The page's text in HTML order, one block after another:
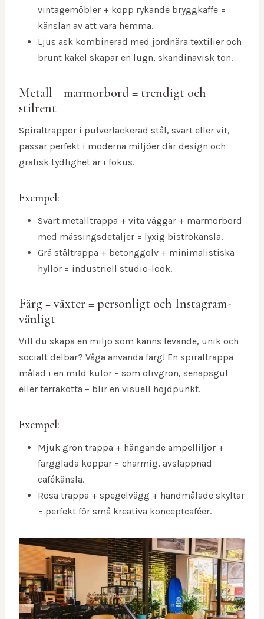
vintagemöbler + kopp rykande bryggkaffe =
känslan av att vara hemma.
Ljus ask kombinerad med jordnära textilier och
brunt kakel skapar en lugn, skandinavisk ton.
Metall + marmorbord = trendigt och
stilrent
Spiraltrappor i pulverlackerad stål, svart eller vit,
passar perfekt i moderna miljöer där design och
grafisk tydlighet är i fokus.
Exempel:
Svart metalltrappa + vita väggar + marmorbord
med mässingsdetaljer = lyxig bistrokänsla.
Grå ståltrappa + betonggolv + minimalistiska
hyllor = industriell studio-look.
Färg + växter = personligt och Instagram-
vänligt
Vill du skapa en miljö som känns levande, unik och
socialt delbar? Våga använda färg! En spiraltrappa
målad i en mild kulör – som olivgrön, senapsgul
eller terrakotta – blir en visuell höjdpunkt.
Exempel:
Mjuk grön trappa + hängande ampelliljor +
färgglada koppar = charmig, avslappnad
cafékänsla.
Rosa trappa + spegelvägg + handmålade skyltar
= perfekt för små kreativa konceptcaféer.